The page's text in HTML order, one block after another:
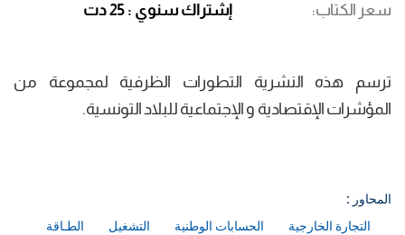
سعر الكتاب إشتراك سنوي : 25 دت
ترسم هذه النشرية التطورات الظرفية لمجموعة من
المؤشرات الإقتصادية و الإجتماعية للبلاد التونسية.
المحاور :
التجارة الخارجية
الحسابات الوطنية التشغيل
الطـاقة